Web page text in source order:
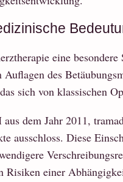
eine
des
sich von klassischen
dem Jahr 2011,
ausschloss. Diese
Risiken einer